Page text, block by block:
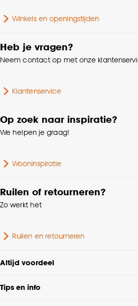
Goed om te weten is dat je
cookieverklaring
Garantietermijn 24
Geschikt voor binnen
Hoogte
Winkels en openingstijden
Heb je vragen?
Neem contact op met onze
Klantenservice
Op zoek naar inspiratie?
We helpen je graag!
Wooninspiratie
Ruilen of retourneren?
Zo werkt het
Ruilen en retourneren
Altijd voordeel
Tips en info